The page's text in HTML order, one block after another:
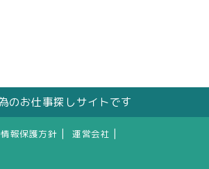
のお仕事探しサイトです
報保護方針 運営会社